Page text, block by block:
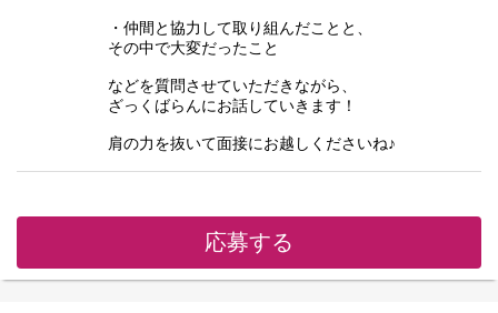
・仲間と協力して取り組んだことと、
その中で大変だったこと
などを質問させていただきながら、
ざっくばらんにお話していきます！
肩の力を抜いて面接にお越しくださいね♪
応募する